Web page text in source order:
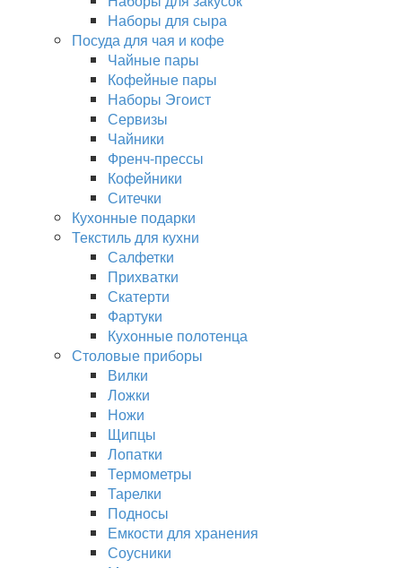
Наборы для сыра
Посуда для чая и кофе
Чайные пары
Кофейные пары
Наборы Эгоист
Сервизы
Чайники
Френч-прессы
Кофейники
Ситечки
Кухонные подарки
Текстиль для кухни
Салфетки
Прихватки
Скатерти
Фартуки
Кухонные полотенца
Столовые приборы
Вилки
Ложки
Ножи
Щипцы
Лопатки
Термометры
Тарелки
Подносы
Емкости для хранения
Соусники